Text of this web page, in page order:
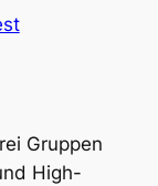
Gruppen
High-